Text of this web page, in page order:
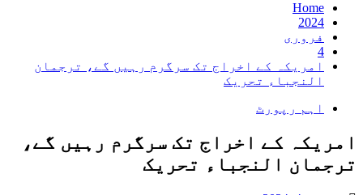
Home
2024
فروری
4
امریکہ کے اخراج تک سرگرم رہيں گے، ترجمان
النجباء تحریک
اہم رپورٹ
امریکہ کے اخراج تک سرگرم رہيں گے،
ترجمان النجباء تحریک